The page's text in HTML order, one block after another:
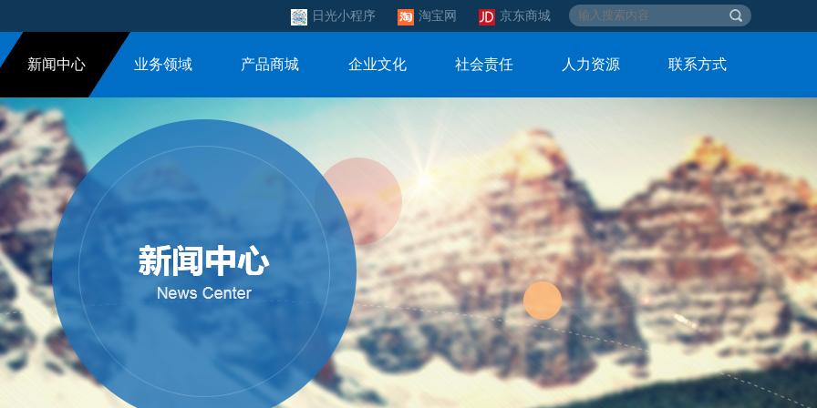
日光小程序 淘宝网 京东商城
新闻中心 业务领域 产品商城 企业文化 社会责任 人力资源 联系方式